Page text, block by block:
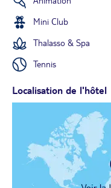
Mini Club
Thalasso & Spa
Tennis
Localisation de l'hôtel